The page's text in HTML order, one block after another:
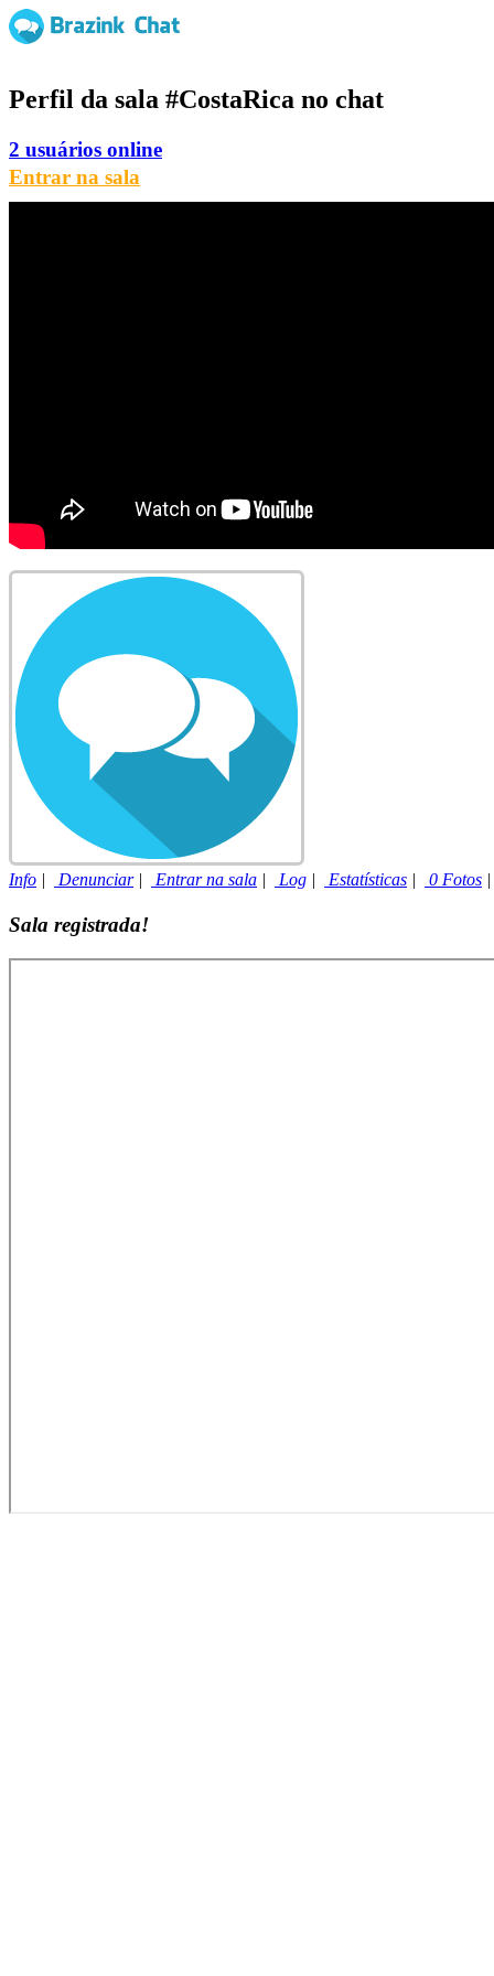
Perfil da sala #CostaRica no chat
2 usuários online
Entrar na sala
Info | Denunciar| Entrar na sala | Log | Estatísticas | 0 Fotos
Sala registrada!